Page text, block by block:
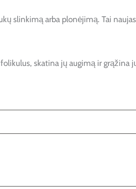
slinkimą arba plonėjimą. Tai
skatina jų augimą ir